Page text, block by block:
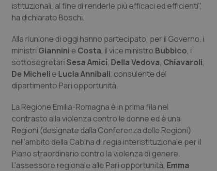
Salute orale & impianti
Sangue & coagulazione
Tiroide
Tumore al seno
Tumore ovarico
Tumori del Polmone & Testa Collo
Tumori gastrointestinali
istituzionali, al fine di renderle più efficaci ed efficienti",
ha dichiarato Boschi.
Alla riunione di oggi hanno partecipato, per il Governo, i
ministri Giannini e Costa, il vice ministro Bubbico, i
sottosegretari Sesa Amici, Della Vedova, Chiavaroli,
De Micheli e Lucia Annibali, consulente del
dipartimento Pari opportunità.
La Regione Emilia-Romagna è in prima fila nel
contrasto alla violenza contro le donne ed è una
Regioni (designate dalla Conferenza delle Regioni)
nell'ambito della Cabina di regia interistituzionale per il
Piano straordinario contro la violenza di genere.
L'assessore regionale alle Pari opportunità, Emma